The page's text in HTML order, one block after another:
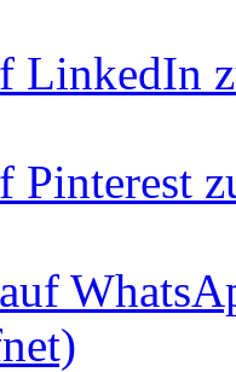
LinkedIn